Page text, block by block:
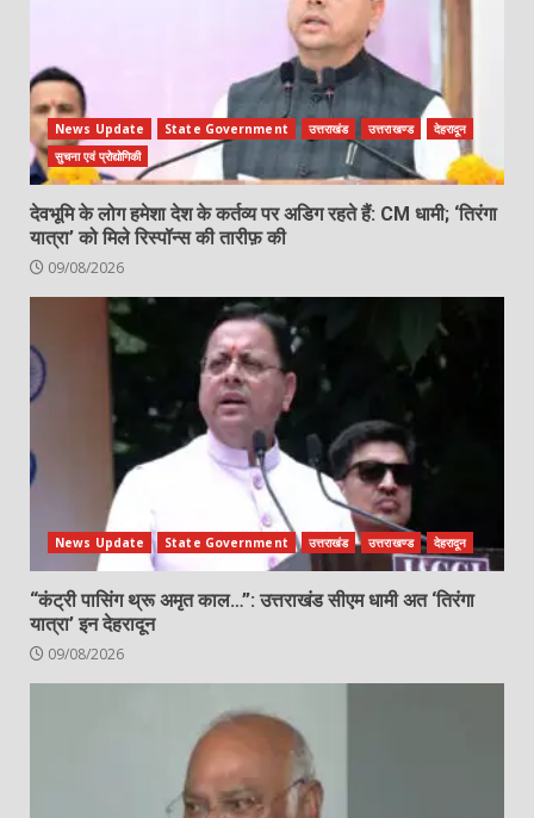
News Update State Government उत्तराखंड उत्तराखण्ड
देहरादून
सुचना एवं प्रोद्योगिकी
देवभूमि के लोग हमेशा देश के कर्तव्य पर अडिग रहते हैं: CM धामी; ‘तिरंगा
यात्रा’ को मिले रिस्पॉन्स की तारीफ़ की
09/08/2026
News Update State Government उत्तराखंड उत्तराखण्ड देहरादून
“कंट्री पासिंग थ्रू अमृत काल…”: उत्तराखंड सीएम धामी अत ‘तिरंगा
यात्रा’ इन देहरादून
09/08/2026